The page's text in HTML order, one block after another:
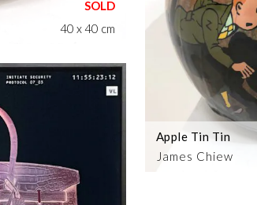
40 x 40 cm
James Chiew
Apple Tin Tin